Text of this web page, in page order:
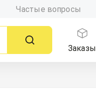
Частые вопросы
Заказы